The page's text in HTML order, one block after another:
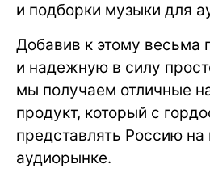
и подборки музыки для
Добавив к этому весьма
и надежную в силу
мы получаем отличные
продукт, который с
представлять Россию
аудиорынке.